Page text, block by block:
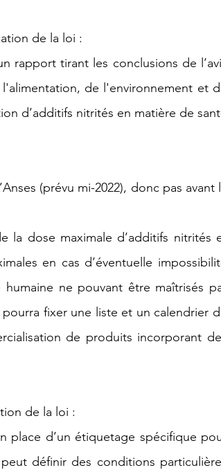
de la loi :
rapport tirant les conclusions de
de l'environnement et
d’additifs nitrités en matière de
(prévu mi-2022), donc pas avant
la dose maximale d’additifs nitrités
en cas d’éventuelle
ne pouvant être maîtrisés
pourra fixer une liste et un calendrier
de produits incorporant
de la loi :
place d’un étiquetage spécifique
définir des conditions